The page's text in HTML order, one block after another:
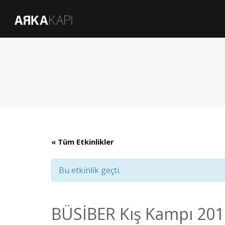
« Tüm Etkinlikler
Bu etkinlik geçti.
BÜSİBER Kış Kampı